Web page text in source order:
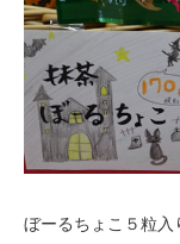
ぼーるちょこ５粒入